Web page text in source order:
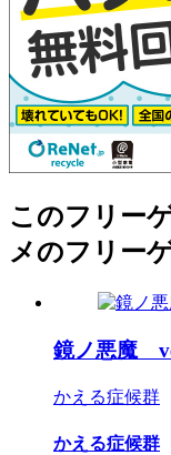
このフリー
メのフリー
鏡ノ悪魔
かえる症候群
かえる症候群